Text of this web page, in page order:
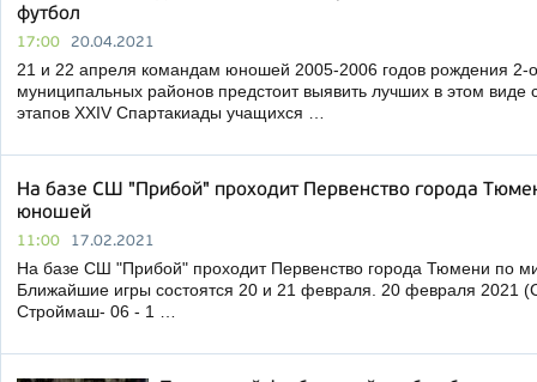
футбол
17:00 20.04.2021
21 и 22 апреля командам юношей 2005-2006 годов рождения 2-
муниципальных районов предстоит выявить лучших в этом виде
этапов ХХIV Спартакиады учащихся …
На базе СШ "Прибой" проходит Первенство города
юношей
11:00 17.02.2021
На базе СШ "Прибой" проходит Первенство города Тюмени по
Ближайшие игры состоятся 20 и 21 февраля. 20 февраля 2021
Строймаш- 06 - 1 …